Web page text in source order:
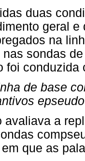
duas
geral
na
sondas
foi
de base
avaliava a
que as